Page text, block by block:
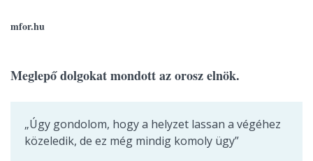
mfor.hu
Meglepő dolgokat mondott az orosz elnök.
„Úgy gondolom, hogy a helyzet lassan a végéhez
közeledik, de ez még mindig komoly ügy”